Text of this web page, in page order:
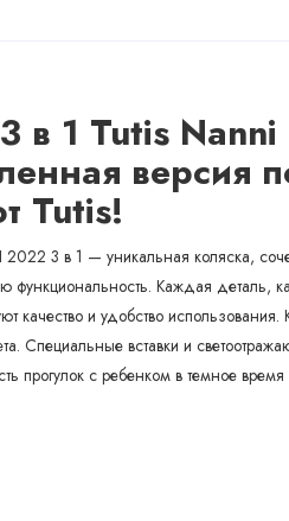
в 1 Tutis
версия
Tutis!
3 в 1 — уникальная коляска,
функциональность. Каждая
качество и удобство
Специальные вставки и
прогулок с ребенком в темное время